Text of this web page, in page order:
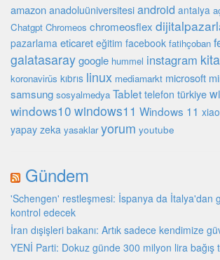
amazon anadoluüniversitesi android antalya
Chatgpt Chromeos chromeosflex
pazarlama eticaret eğitim facebook fatihçoban
galatasaraygoogle hummel instagram
koronavirüs kıbrıs linux mediamarkt microsoft
samsung sosyalmedya Tablet telefon türkiye
windows10 windows11 Windows 11
yapay zeka yasaklar yorum youtube
Gündem
'Schengen' restleşmesi: İspanya da İtalya'dan
kontrol edecek
İran dışişleri bakanı: Artık sadece kendimize
YENİ Parti: Dokuz günde 300 milyon lira bağış